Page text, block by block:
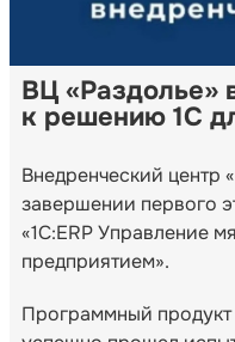
ВЦ «Раздолье»
к решению 1С
Внедренческий центр
завершении первого
«1С:ERP Управление
предприятием».
Программный